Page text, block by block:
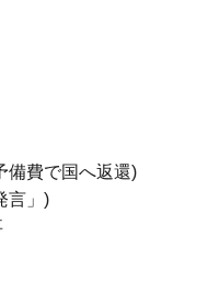
備費で国へ返還)
言」)